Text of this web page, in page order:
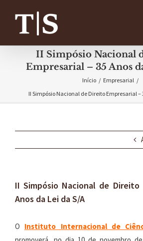
conteúdo
II Simpósio Nacional
Empresarial – 35 Anos
Início / Empresarial /
II Simpósio Nacional de Direito Empresarial –
II Simpósio Nacional de Direito
Anos da Lei da S/A
O Instituto Internacional de